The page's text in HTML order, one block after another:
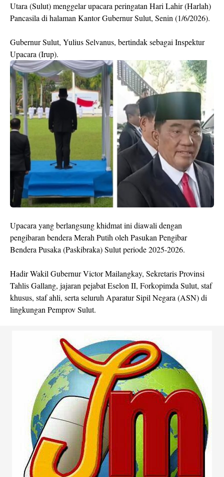
Utara (Sulut) menggelar upacara peringatan Hari Lahir (Harlah)
Pancasila di halaman Kantor Gubernur Sulut, Senin (1/6/2026).
Gubernur Sulut, Yulius Selvanus, bertindak sebagai Inspektur
Upacara (Irup).
Upacara yang berlangsung khidmat ini diawali dengan
pengibaran bendera Merah Putih oleh Pasukan Pengibar
Bendera Pusaka (Paskibraka) Sulut periode 2025-2026.
Hadir Wakil Gubernur Victor Mailangkay, Sekretaris Provinsi
Tahlis Gallang, jajaran pejabat Eselon II, Forkopimda Sulut, staf
khusus, staf ahli, serta seluruh Aparatur Sipil Negara (ASN) di
lingkungan Pemprov Sulut.